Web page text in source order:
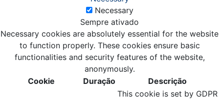
Necessary
Sempre ativado
Necessary cookies are absolutely essential for the website
to function properly. These cookies ensure basic
functionalities and security features of the website,
anonymously.
Cookie
Duração Descrição
This cookie is set by GDPR